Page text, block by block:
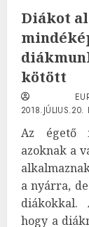
Diákot
kötött
2018.JÚLIUS.20.
Az égető
azoknak a
a nyárra,
diákokkal.
hogy a